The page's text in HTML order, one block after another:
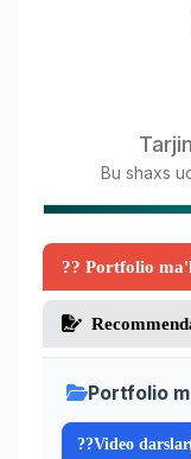
Bu shaxs
?? Portfolio
Portfolio
??Video darslar